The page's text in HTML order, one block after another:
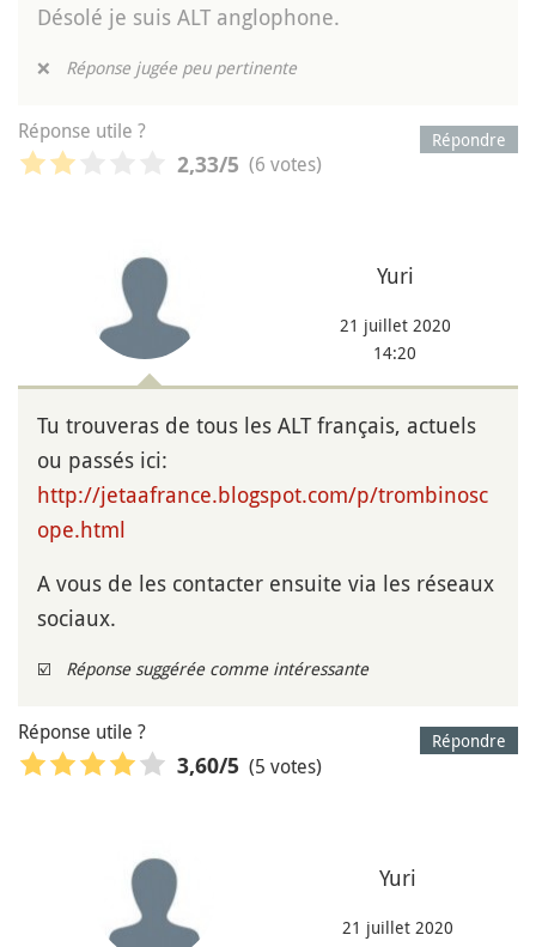
Désolé je suis ALT anglophone.
❌ Réponse jugée peu pertinente
Répondre
Réponse utile ?
2,33/5 (6 votes)
Yuri
21 juillet 2020
14:20
Tu trouveras de tous les ALT français, actuels
ou passés ici:
http://jetaafrance.blogspot.com/p/trombinosc
ope.html
A vous de les contacter ensuite via les réseaux
sociaux.
☑️ Réponse suggérée comme intéressante
Répondre
Réponse utile ?
3,60/5 (5 votes)
Yuri
21 juillet 2020